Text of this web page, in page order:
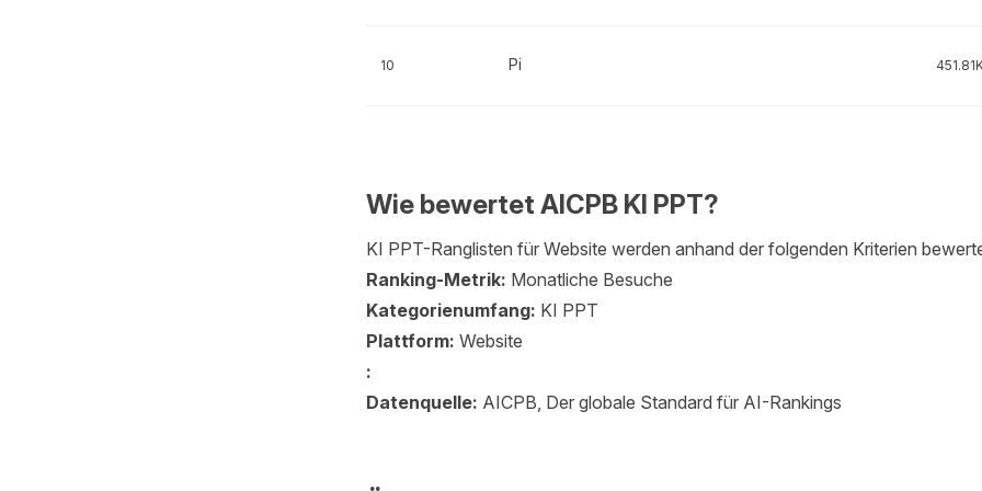
10 Pi
Wie bewertet AICPB KI PPT?
KI PPT-Ranglisten für Website werden anhand der folgenden Kriterien
Ranking-Metrik: Monatliche Besuche
Kategorienumfang: KI PPT
Plattform: Website
:
Datenquelle: AICPB, Der globale Standard für AI-Rankings